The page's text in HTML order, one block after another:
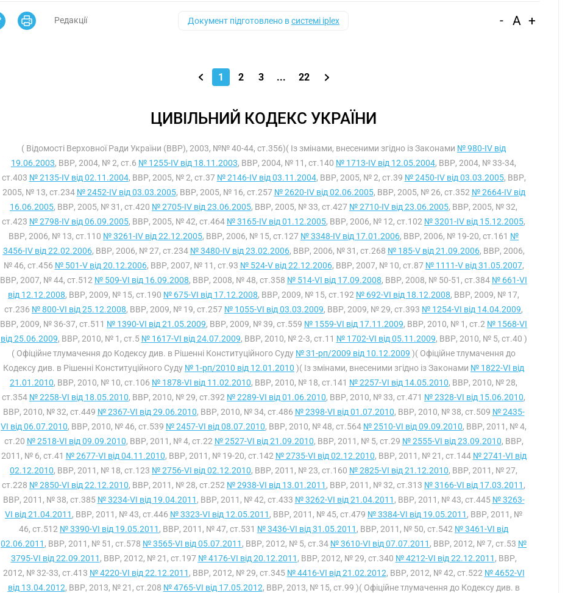
Редакції Документ підготовлено всистемі iplex - A +
1 2 3 ... 22
ЦИВІЛЬНИЙ КОДЕКС УКРАЇНИ
( Відомості Верховної Ради України (ВВР), 2003, №№ 40-44, ст.356)( Із змінами, внесеними згідно із Законами № 980-IV від
19.06.2003, ВВР, 2004, № 2, ст.6 № 1255-IV від 18.11.2003, ВВР, 2004, № 11, ст.140 № 1713-IV від 12.05.2004, ВВР, 2004, № 33-34,
ст.403 № 2135-IV від 02.11.2004, ВВР, 2005, № 2, ст.37 № 2146-IV від 03.11.2004, ВВР, 2005, № 2, ст.39 № 2450-IV від 03.03.2005, ВВР,
2005, № 13, ст.234 № 2452-IV від 03.03.2005, ВВР, 2005, № 16, ст.257 № 2620-IV від 02.06.2005, ВВР, 2005, № 26, ст.352 № 2664-IV від
16.06.2005, ВВР, 2005, № 31, ст.420 № 2705-IV від 23.06.2005, ВВР, 2005, № 33, ст.427 № 2710-IV від 23.06.2005, ВВР, 2005, № 32,
ст.423 № 2798-IV від 06.09.2005, ВВР, 2005, № 42, ст.464 № 3165-IV від 01.12.2005, ВВР, 2006, № 12, ст.102 № 3201-IV від 15.12.2005,
ВВР, 2006, № 13, ст.110 № 3261-IV від 22.12.2005, ВВР, 2006, № 15, ст.127 № 3348-IV від 17.01.2006, ВВР, 2006, № 19-20, ст.161 №
3456-IV від 22.02.2006, ВВР, 2006, № 27, ст.234 № 3480-IV від 23.02.2006, ВВР, 2006, № 31, ст.268 № 185-V від 21.09.2006, ВВР, 2006,
№ 46, ст.456 № 501-V від 20.12.2006, ВВР, 2007, № 11, ст.93 № 524-V від 22.12.2006, ВВР, 2007, № 10, ст.87 № 1111-V від 31.05.2007,
ВВР, 2007, № 44, ст.512 № 509-VI від 16.09.2008, ВВР, 2008, № 48, ст.358 № 514-VI від 17.09.2008, ВВР, 2008, № 50-51, ст.384 № 661-VI
від 12.12.2008, ВВР, 2009, № 15, ст.190 № 675-VI від 17.12.2008, ВВР, 2009, № 15, ст.192 № 692-VI від 18.12.2008, ВВР, 2009, № 17,
ст.236 № 800-VI від 25.12.2008, ВВР, 2009, № 19, ст.257 № 1055-VI від 03.03.2009, ВВР, 2009, № 29, ст.393 № 1254-VI від 14.04.2009,
ВВР, 2009, № 36-37, ст.511 № 1390-VI від 21.05.2009, ВВР, 2009, № 39, ст.559 № 1559-VI від 17.11.2009, ВВР, 2010, № 1, ст.2 № 1568-VI
від 25.06.2009, ВВР, 2010, № 1, ст.5 № 1617-VI від 24.07.2009, ВВР, 2010, № 2-3, ст.11 № 1702-VI від 05.11.2009, ВВР, 2010, № 5, ст.40 )
( Офіційне тлумачення до Кодексу див. в Рішенні Конституційного Суду № 31-рп/2009 від 10.12.2009 )( Офіційне тлумачення до
Кодексу див. в Рішенні Конституційного Суду № 1-рп/2010 від 12.01.2010 )( Із змінами, внесеними згідно із Законами № 1822-VI від
21.01.2010, ВВР, 2010, № 10, ст.106 № 1878-VI від 11.02.2010, ВВР, 2010, № 18, ст.141 № 2257-VI від 14.05.2010, ВВР, 2010, № 28,
ст.354 № 2258-VI від 18.05.2010, ВВР, 2010, № 29, ст.392 № 2289-VI від 01.06.2010, ВВР, 2010, № 33, ст.471 № 2328-VI від 15.06.2010,
ВВР, 2010, № 32, ст.449 № 2367-VI від 29.06.2010, ВВР, 2010, № 34, ст.486 № 2398-VI від 01.07.2010, ВВР, 2010, № 38, ст.509 № 2435-
VI від 06.07.2010, ВВР, 2010, № 46, ст.539 № 2457-VI від 08.07.2010, ВВР, 2010, № 48, ст.564 № 2510-VI від 09.09.2010, ВВР, 2011, № 4,
ст.20 № 2518-VI від 09.09.2010, ВВР, 2011, № 4, ст.22 № 2527-VI від 21.09.2010, ВВР, 2011, № 5, ст.29 № 2555-VI від 23.09.2010, ВВР,
2011, № 6, ст.41 № 2677-VI від 04.11.2010, ВВР, 2011, № 19-20, ст.142 № 2735-VI від 02.12.2010, ВВР, 2011, № 21, ст.144 № 2741-VI від
02.12.2010, ВВР, 2011, № 18, ст.123 № 2756-VI від 02.12.2010, ВВР, 2011, № 23, ст.160 № 2825-VI від 21.12.2010, ВВР, 2011, № 27,
ст.228 № 2850-VI від 22.12.2010, ВВР, 2011, № 28, ст.252 № 2938-VI від 13.01.2011 , ВВР, 2011, № 32, ст.313 № 3166-VI від 17.03.2011 ,
ВВР, 2011, № 38, ст.385 № 3234-VI від 19.04.2011 , ВВР, 2011, № 42, ст.433 № 3262-VI від 21.04.2011 , ВВР, 2011, № 43, ст.445 № 3263-
VI від 21.04.2011 , ВВР, 2011, № 43, ст.446 № 3323-VI від 12.05.2011 , ВВР, 2011, № 45, ст.479 № 3384-VI від 19.05.2011 , ВВР, 2011, №
46, ст.512 № 3390-VI від 19.05.2011 , ВВР, 2011, № 47, ст.531 № 3436-VI від 31.05.2011 , ВВР, 2011, № 50, ст.542 № 3461-VI від
02.06.2011 , ВВР, 2011, № 51, ст.578 № 3565-VI від 05.07.2011 , ВВР, 2012, № 5, ст.34 № 3610-VI від 07.07.2011 , ВВР, 2012, № 7, ст.53 №
3795-VI від 22.09.2011 , ВВР, 2012, № 21, ст.197 № 4176-VI від 20.12.2011 , ВВР, 2012, № 29, ст.340 № 4212-VI від 22.12.2011 , ВВР,
2012, № 32-33, ст.413 № 4220-VI від 22.12.2011 , ВВР, 2012, № 29, ст.345 № 4416-VI від 21.02.2012, ВВР, 2012, № 42, ст.522 № 4652-VI
від 13.04.2012, ВВР, 2013, № 21, ст.208 № 4765-VI від 17.05.2012, ВВР, 2013, № 15, ст.99 )( Офіційне тлумачення до Кодексу див. в